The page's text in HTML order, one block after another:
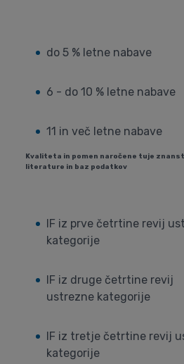
do 5 % letne nabave
6 - do 10 % letne nabave
11 in več letne nabave
Kvaliteta in pomen naročene tuje
literature in baz podatkov
IF iz prve četrtine revij
kategorije
IF iz druge četrtine revij
ustrezne kategorije
IF iz tretje četrtine revij
kategorije